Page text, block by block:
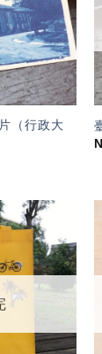
單」
（行政大
加入
「願
望輕
單」